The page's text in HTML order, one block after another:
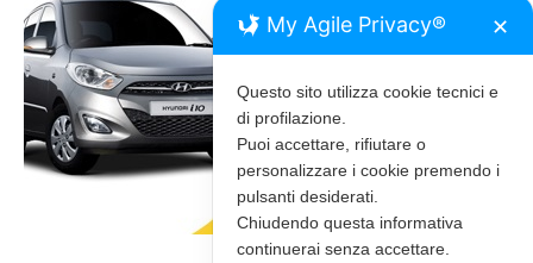
My Agile Privacy® ✕
Questo sito utilizza cookie tecnici e
di profilazione.
Puoi accettare, rifiutare o
personalizzare i cookie premendo i
pulsanti desiderati.
Chiudendo questa informativa
continuerai senza accettare.